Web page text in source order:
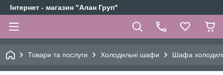
Інтернет - магазин "Алан Груп"
Товари та послуги Холодильні шафи Шафа